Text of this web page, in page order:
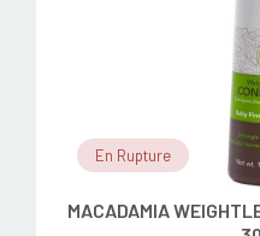
En Rupture
MACADAMIA